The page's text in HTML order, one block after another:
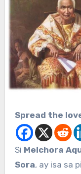
Spread the
Si Melchora
Sora, ay isa sa